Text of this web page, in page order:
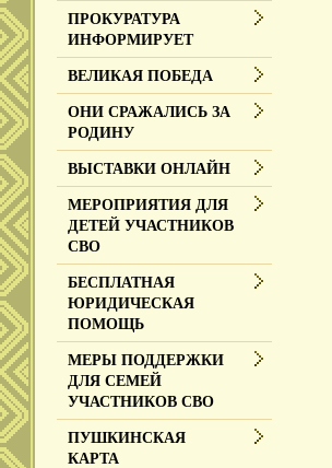
ПРОКУРАТУРА
ИНФОРМИРУЕТ
ВЕЛИКАЯ ПОБЕДА
ОНИ СРАЖАЛИСЬ ЗА
РОДИНУ
ВЫСТАВКИ ОНЛАЙН
МЕРОПРИЯТИЯ ДЛЯ
ДЕТЕЙ УЧАСТНИКОВ
СВО
БЕСПЛАТНАЯ
ЮРИДИЧЕСКАЯ
ПОМОЩЬ
МЕРЫ ПОДДЕРЖКИ
ДЛЯ СЕМЕЙ
УЧАСТНИКОВ СВО
ПУШКИНСКАЯ
КАРТА